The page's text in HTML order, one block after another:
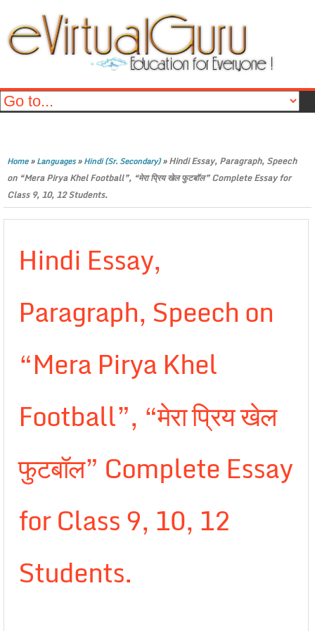
Home»Languages»Hindi (Sr. Secondary)»Hindi Essay, Paragraph, Speech
on “Mera Pirya Khel Football”, “मेरा प्रिय खेल फुटबॉल” Complete Essay for
Class 9, 10, 12 Students.
Hindi Essay,
Paragraph, Speech on
“Mera Pirya Khel
Football”, “मेरा प्रिय खेल
फुटबॉल” Complete Essay
for Class 9, 10, 12
Students.